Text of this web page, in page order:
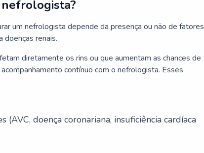
um nefrologista depende da presença ou não de fatores
doenças renais.
diretamente os rins ou que aumentam as chances de
contínuo com o nefrologista. Esses
(AVC, doença coronariana, insuficiência cardíaca